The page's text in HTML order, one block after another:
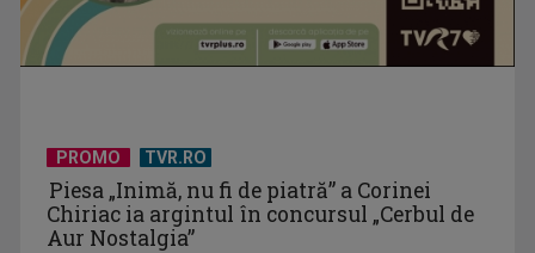
într-un triunghi” / ...
PROMO TVR.RO
Piesa „Inimă, nu fi de piatră” a Corinei
Chiriac ia argintul în concursul „Cerbul de
Aur Nostalgia”